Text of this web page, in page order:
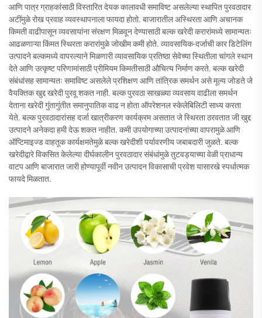
आणि पात्र ग्राहकांसाठी विस्तारित देयक कालावधी समाविष्ट असलेल्या स्थापित पुरवठादार
अटींमुळे रोख प्रवाह व्यवस्थापनाला फायदा होतो. बाजारातील अस्थिरता आणि अचानक
किमती वाढीपासून व्यवसायांना संरक्षण मिळवून देण्यासाठी बल्क खरेदी करारांमध्ये सामान्यतः
आढळणाऱ्या किंमत स्थिरता करारांमुळे जोखीम कमी होते. व्यावसायिक-दर्जाची कार डिटेलिंग
उत्पादने बल्कमध्ये वापरल्याने मिळणारी व्यावसायिक प्रतिष्ठा सेवेच्या स्थितीला चांगले स्थान
देते आणि उत्कृष्ट परिणामांसाठी प्रीमियम किमतीसाठी औचित्य निर्माण करते. बल्क खरेदी
संबंधांसह सामान्यतः समाविष्ट असलेले प्रशिक्षण आणि तांत्रिक समर्थन असे मूल्य जोडते जे
वैयक्तिक खुद्द खरेदी पुरवू शकत नाही. बल्क पुरवठा साखळ्या व्यवसाय वाढीला समर्थन
देताना खरेदी गुंतागुंतीत समानुपातिक वाढ न होता ऑपरेशनल स्केलेबिलिटी साध्य करता
येते. बल्क पुरवठादारांसह दर्जा खात्रीकरण कार्यक्रम असतात जे स्थिरता ठरवतात जी खुद्द
उत्पादने अनेकदा हमी देऊ शकत नाहीत. कमी उपयोगाच्या उत्पादनांच्या वापरामुळे आणि
ऑप्टिमाइज्ड वाहतूक कार्यक्षमतेमुळे बल्क खरेदीशी पर्यावरणीय जबाबदारी जुळते. बल्क
खरेदीद्वारे विकसित केलेल्या दीर्घकालीन पुरवठादार संबंधांमुळे तुटवड्याच्या वेळी प्राधान्य
वाटप आणि बाजारात जारी होण्यापूर्वी नवीन उत्पादन विकासाची प्रवेश यासारखे स्पर्धात्मक
फायदे मिळतात.